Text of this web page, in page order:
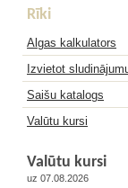
Rīki
Algas kalkulators
Izvietot
Saišu katalogs
Valūtu kursi
Valūtu kursi
uz 07.08.2026